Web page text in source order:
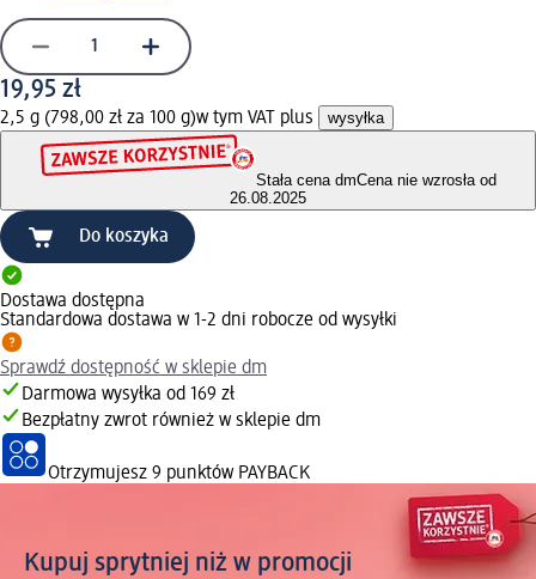
19,95 zł
2,5 g (798,00 zł za 100 g)w tym VAT plus wysyłka
Stała cena dmCena nie wzrosła od
26.08.2025
Do koszyka
Dostawa dostępna
Standardowa dostawa w 1-2 dni robocze od wysyłki
Sprawdź dostępność w sklepie dm
Darmowa wysyłka od 169 zł
Bezpłatny zwrot również w sklepie dm
Otrzymujesz 9 punktów PAYBACK
Kupuj sprytniej niż w promocji